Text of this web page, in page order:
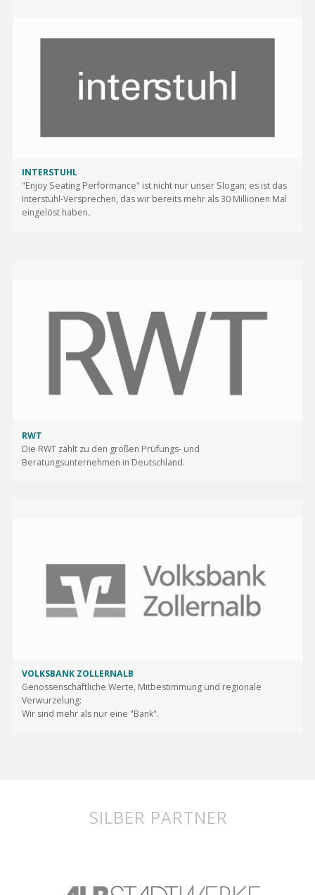
INTERSTUHL
"Enjoy Seating Performance" ist nicht nur unser Slogan; es ist das
Interstuhl-Versprechen, das wir bereits mehr als 30 Millionen Mal
eingelöst haben.
RWT
Die RWT zählt zu den großen Prüfungs- und
Beratungsunternehmen in Deutschland.
VOLKSBANK ZOLLERNALB
Genossenschaftliche Werte, Mitbestimmung und regionale
Verwurzelung:
Wir sind mehr als nur eine "Bank".
SILBER PARTNER